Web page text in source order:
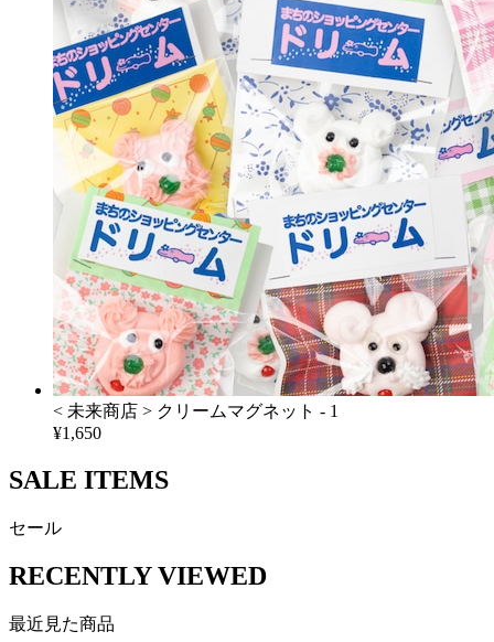
< 未来商店 > クリームマグネット - 1
¥1,650
SALE ITEMS
セール
RECENTLY VIEWED
最近見た商品